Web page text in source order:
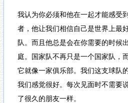
我认为你必须和他在一起才能感受
者，他让我们相信自己是世界上最
队。而且他总是会在你需要的时候
庭。国家队不再只是一个国家队，
它就像一家俱乐部。我们这支球队
我们感觉很好。每次见面时不需要
了很久的朋友一样。